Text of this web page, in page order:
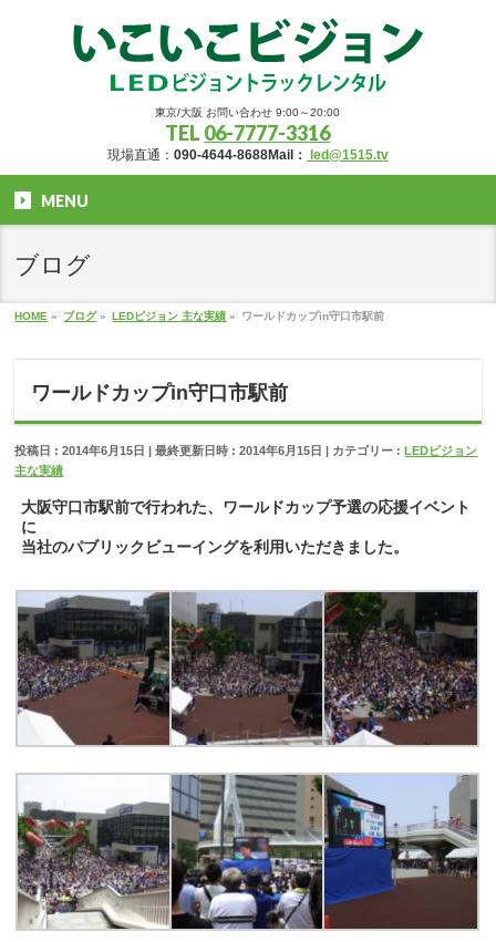
東京/大阪 お問い合わせ 9:00～20:00
TEL 06-7777-3316
現場直通： 090-4644-8688Mail： led@1515.tv
MENU
ブログ
HOME » ブログ» LEDビジョン 主な実績 » ワールドカップin守口市駅前
ワールドカップin守口市駅前
投稿日 : 2014年6月15日 最終更新日時 : 2014年6月15日 カテゴリー :LEDビジョン
主な実績
大阪守口市駅前で行われた、ワールドカップ予選の応援イベント
に
当社のパブリックビューイングを利用いただきました。